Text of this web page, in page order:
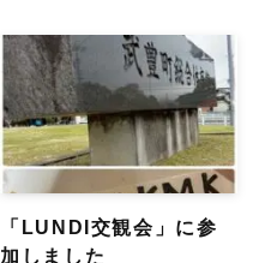
「LUNDI交観会」に参
加しました